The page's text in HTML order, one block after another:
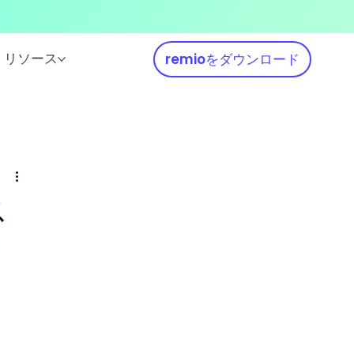
リソース remioをダウンロード